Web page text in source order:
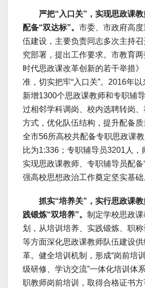
严把“入口关”，实现思政课
配备“双达标”。 市委、市政府高
伍建设，主要负责同志多次主持
究部署，提出工作要求。市教育
时代思政课改革创新的若干举措
准，切实把牢“入口关”。2016年
新增1300个思政课教师和专职辅
过相邻学科调岗、校内选聘转岗
方式，优化队伍结构，提升配备质
全市56所高校共配备专职思政课
比为1:336；专职辅导员3201人，
实现思政课教师、专职辅导员配备
强高校思想政治工作奠定坚实基础
抓实“培养关”，实行思政课
践锻炼“双培养”。 制定学校思政
划，从培训培养、实践锻炼、职
等方面深化思政课教师队伍建设
革。健全培训机制，形成“岗前培
级研修、学访交流”一体化培训体
职教师岗前培训，取得合格证书